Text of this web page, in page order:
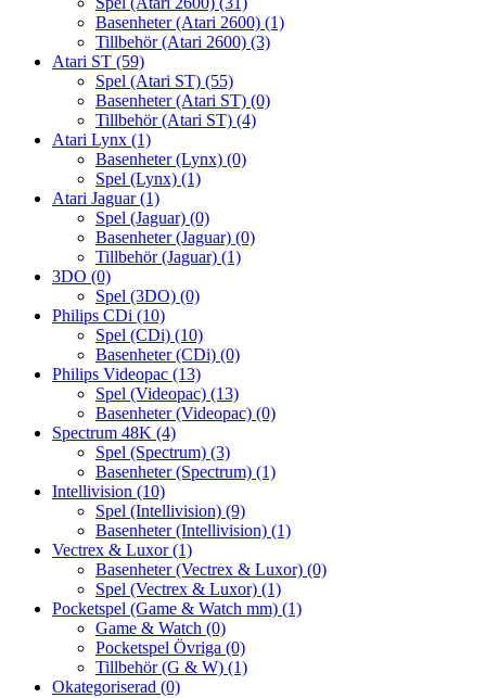
Basenheter (Atari 2600) (1)
Tillbehör (Atari 2600) (3)
Atari ST (59)
Spel (Atari ST) (55)
Basenheter (Atari ST) (0)
Tillbehör (Atari ST) (4)
Atari Lynx (1)
Basenheter (Lynx) (0)
Spel (Lynx) (1)
Atari Jaguar(1)
Spel (Jaguar) (0)
Basenheter (Jaguar) (0)
Tillbehör (Jaguar) (1)
3DO (0)
Spel (3DO) (0)
Philips CDi (10)
Spel (CDi) (10)
Basenheter (CDi) (0)
Philips Videopac (13)
Spel (Videopac) (13)
Basenheter (Videopac) (0)
Spectrum 48K (4)
Spel (Spectrum) (3)
Basenheter (Spectrum) (1)
Intellivision (10)
Spel (Intellivision) (9)
Basenheter (Intellivision) (1)
Vectrex & Luxor(1)
Basenheter (Vectrex & Luxor) (0)
Spel (Vectrex & Luxor) (1)
Pocketspel (Game & Watch mm) (1)
Game & Watch (0)
Pocketspel Övriga (0)
Tillbehör (G & W) (1)
Okategoriserad (0)